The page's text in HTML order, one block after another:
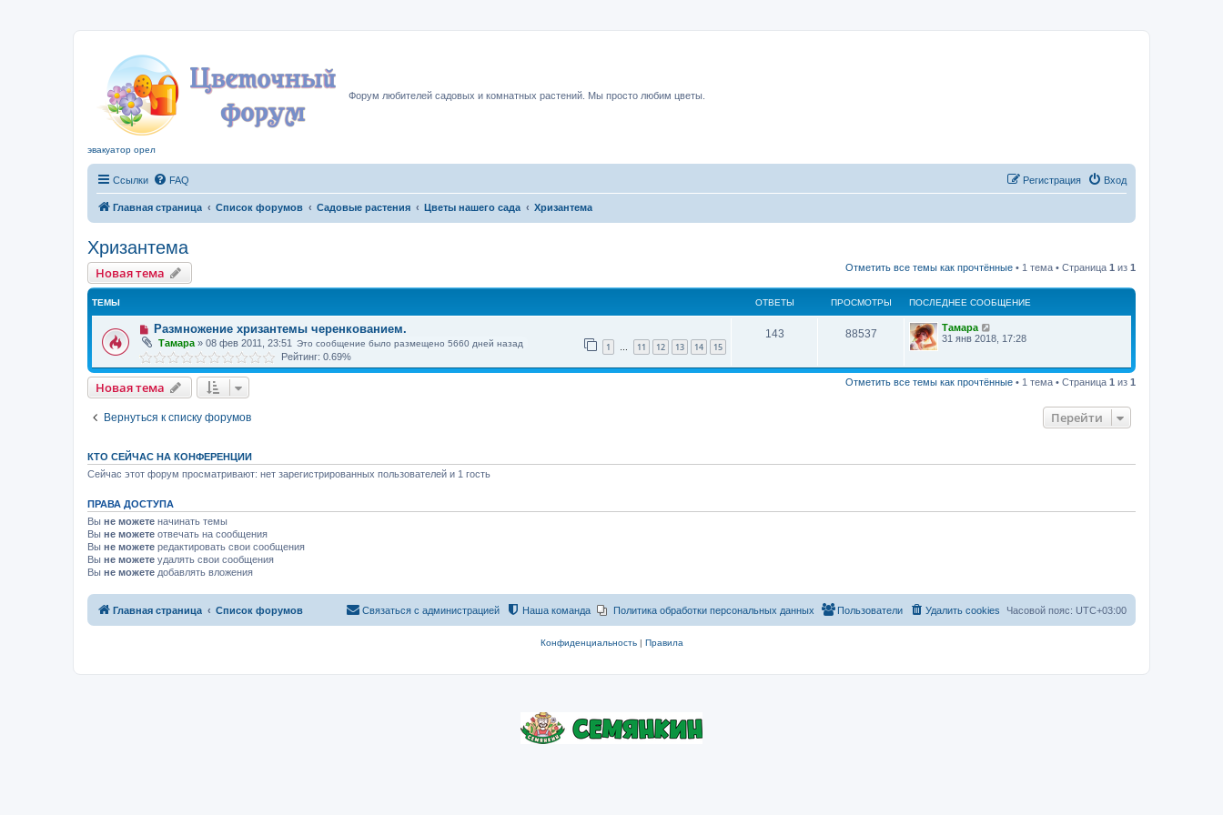
Форум любителей садовых и комнатных растений. Мы просто любим цветы.
эвакуатор орел
Ссылки FAQ Вход
Регистрация
Главная страница Список форумов Садовые растения Цветы нашего сада Хризантема
Хризантема
Новая тема Отметить все темы как прочтённые • 1 тема • Страница 1 из 1
ТЕМЫ ОТВЕТЫ ПРОСМОТРЫ ПОСЛЕДНЕЕ СООБЩЕНИЕ
Размножение хризантемы черенкованием.
Тамара » 08 фев 2011, 23:51 1 … 11 12 13 14 15
Это сообщение было размещено 5660 дней назад
Рейтинг: 0.69%
143 88537
Тамара
31 янв 2018, 17:28
Новая тема Отметить все темы как прочтённые • 1 тема • Страница 1 из 1
Вернуться к списку форумов Перейти
КТО СЕЙЧАС НА КОНФЕРЕНЦИИ
Сейчас этот форум просматривают: нет зарегистрированных пользователей и 1 гость
ПРАВА ДОСТУПА
Вы не можете начинать темы
Вы не можете отвечать на сообщения
Вы не можете редактировать свои сообщения
Вы не можете удалять свои сообщения
Вы не можете добавлять вложения
Главная страница Список форумов Часовой пояс: UTC+03:00
Удалить cookies
Пользователи
Политика обработки персональных данных
Наша команда
Связаться с администрацией
Конфиденциальность| Правила